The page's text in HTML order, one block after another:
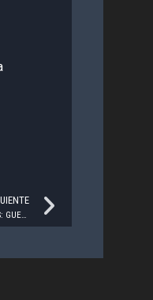
PROMEDIO DE APROBACION DE ENCUESTADORAS: GUERRERO – AGOSTO 2024